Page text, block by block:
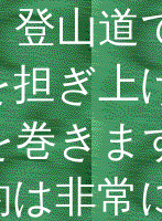
山道
担ぎ
巻きま
非常